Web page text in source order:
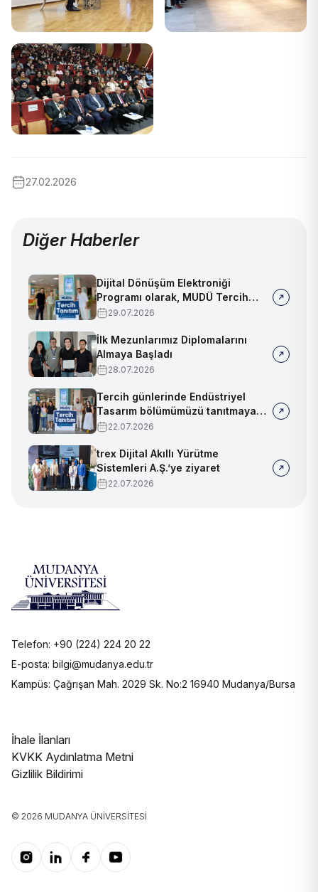
27.02.2026
Diğer Haberler
Dijital Dönüşüm Elektroniği
Programı olarak, MUDÜ Tercih
Tanıtım Günleri'nde biz de
29.07.2026
İlk Mezunlarımız Diplomalarını
Almaya Başladı
28.07.2026
Tercih günlerinde Endüstriyel
Tasarım bölümümüzü tanıtmaya
devam ediyoruz!
22.07.2026
trex Dijital Akıllı Yürütme
Sistemleri A.Ş.’ye ziyaret
22.07.2026
Telefon: +90 (224) 224 20 22
E-posta: bilgi@mudanya.edu.tr
Kampüs: Çağrışan Mah. 2029 Sk. No:2 16940 Mudanya/Bursa
İhale İlanları
KVKK Aydınlatma Metni
Gizlilik Bildirimi
© 2026 MUDANYA ÜNIVERSITESI